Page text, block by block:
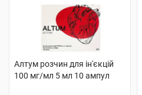
Алтум розчин для ін'єкцій
100 мг/мл 5 мл 10 ампул